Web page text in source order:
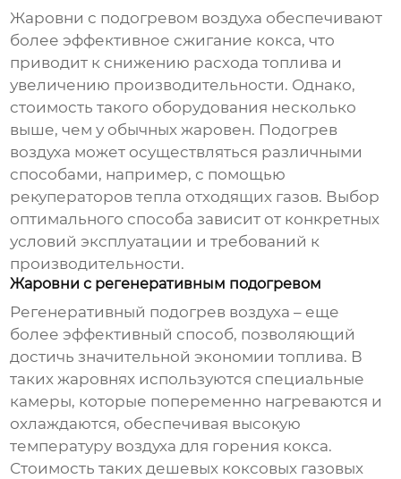
Жаровни с подогревом воздуха обеспечивают
более эффективное сжигание кокса, что
приводит к снижению расхода топлива и
увеличению производительности. Однако,
стоимость такого оборудования несколько
выше, чем у обычных жаровен. Подогрев
воздуха может осуществляться различными
способами, например, с помощью
рекуператоров тепла отходящих газов. Выбор
оптимального способа зависит от конкретных
условий эксплуатации и требований к
производительности.
Жаровни с регенеративным подогревом
Регенеративный подогрев воздуха – еще
более эффективный способ, позволяющий
достичь значительной экономии топлива. В
таких жаровнях используются специальные
камеры, которые попеременно нагреваются и
охлаждаются, обеспечивая высокую
температуру воздуха для горения кокса.
Стоимость такихдешевых коксовых газовых